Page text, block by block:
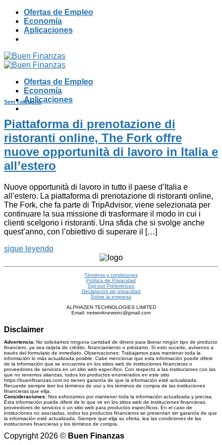
Skip
content
Ofertas de Empleo
Economía
Aplicaciones
Ofertas de Empleo
Economía
Aplicaciones
Sem categoria
Piattaforma di prenotazione di
ristoranti online, The Fork offre
nuove opportunità di lavoro in Italia e
all’estero
Nuove opportunità di lavoro in tutto il paese d’Italia e
all’estero. La piattaforma di prenotazione di ristoranti online,
The Fork, che fa parte di TripAdvisor, viene selezionata per
continuare la sua missione di trasformare il modo in cui i
clienti scelgono i ristoranti. Una sfida che si svolge anche
quest’anno, con l’obiettivo di superare il […]
sigue leyendo
Términos y condiciones
Política de Privacidad
Opt-out Preferences
Declaracion de privacidad
Sobre la empresa
ALPHAZEN TECHNOLOGIES LIMITED
Email: networknewsinc@gmail.com
Disclaimer
Advertencia: No solicitamos ninguna cantidad de dinero para liberar ningún tipo de producto
financiero, ya sea tarjeta de crédito, financiamiento o préstamo. Si esto sucede, avísenos a
través del formulario de inmediato. Observaciones: Trabajamos para mantener toda la
información lo más actualizada posible. Cabe mencionar que esta información puede diferir
de la información que se encuentra en los sitios web de instituciones financieras o
proveedores de servicios en un sitio web específico. Con respecto a las instituciones con las
que no tenemos alianzas, todos los productos enumerados en este sitio
https://buenfinanzas.com no tienen garantía de que la información esté actualizada.
Recuerde siempre leer los términos de uso y los términos de compra de las instituciones
financieras que elija.
Consideraciones: Nos esforzamos por mantener toda la información actualizada y precisa.
Esta información puede diferir de lo que ve en los sitios web de instituciones financieras,
proveedores de servicios o un sitio web para productos específicos. En el caso de
instituciones no asociadas, todos los productos financieros se presentan sin garantía de que
la información esté actualizada. Siempre que elija su oferta, lea las condiciones de las
instituciones financieras y los términos de compra.
Copyright 2026 © Buen Finanzas